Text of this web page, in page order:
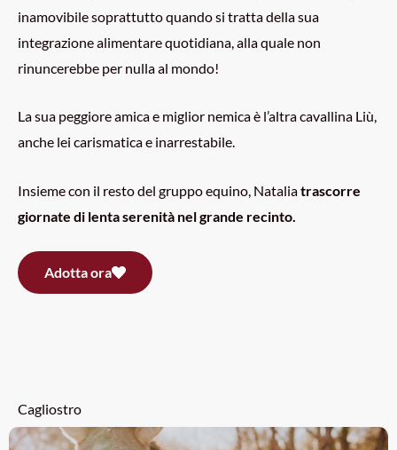
inamovibile soprattutto quando si tratta della sua
integrazione alimentare quotidiana, alla quale non
rinuncerebbe per nulla al mondo!
La sua peggiore amica e miglior nemica è l’altra cavallina Liù,
anche lei carismatica e inarrestabile.
Insieme con il resto del gruppo equino, Nataliatrascorre
giornate di lenta serenità nel grande recinto.
Adotta ora
Cagliostro